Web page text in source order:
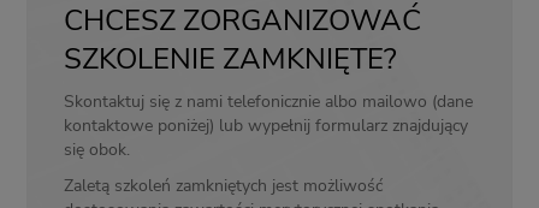
CHCESZ ZORGANIZOWAĆ
SZKOLENIE ZAMKNIĘTE?
Skontaktuj się z nami telefonicznie albo mailowo (dane
kontaktowe poniżej) lub wypełnij formularz znajdujący
się obok.
Zaletą szkoleń zamkniętych jest możliwość